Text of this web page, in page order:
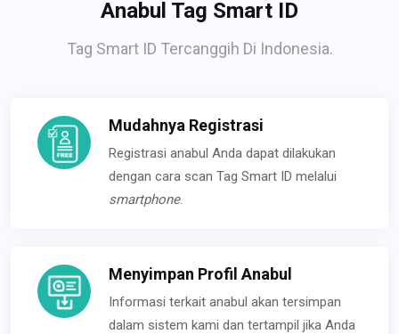
Anabul Tag Smart ID
Tag Smart ID Tercanggih Di Indonesia.
Mudahnya Registrasi
Registrasi anabul Anda dapat dilakukan
dengan cara scan Tag Smart ID melalui
smartphone.
Menyimpan Profil Anabul
Informasi terkait anabul akan tersimpan
dalam sistem kami dan tertampil jika Anda